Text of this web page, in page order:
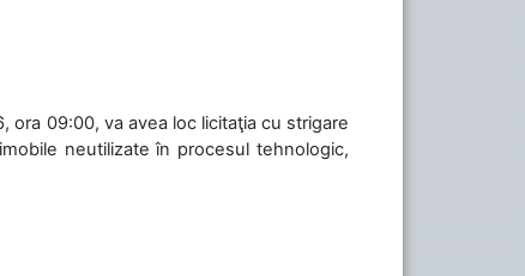
ora 09:00, va avea loc licitaţia cu strigare
neutilizate în procesul tehnologic,